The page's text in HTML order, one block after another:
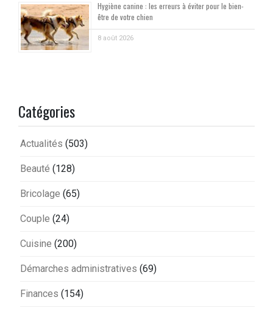
Hygiène canine : les erreurs à éviter pour le bien-
être de votre chien
8 août 2026
Catégories
Actualités (503)
Beauté (128)
Bricolage (65)
Couple (24)
Cuisine (200)
Démarches administratives (69)
Finances (154)